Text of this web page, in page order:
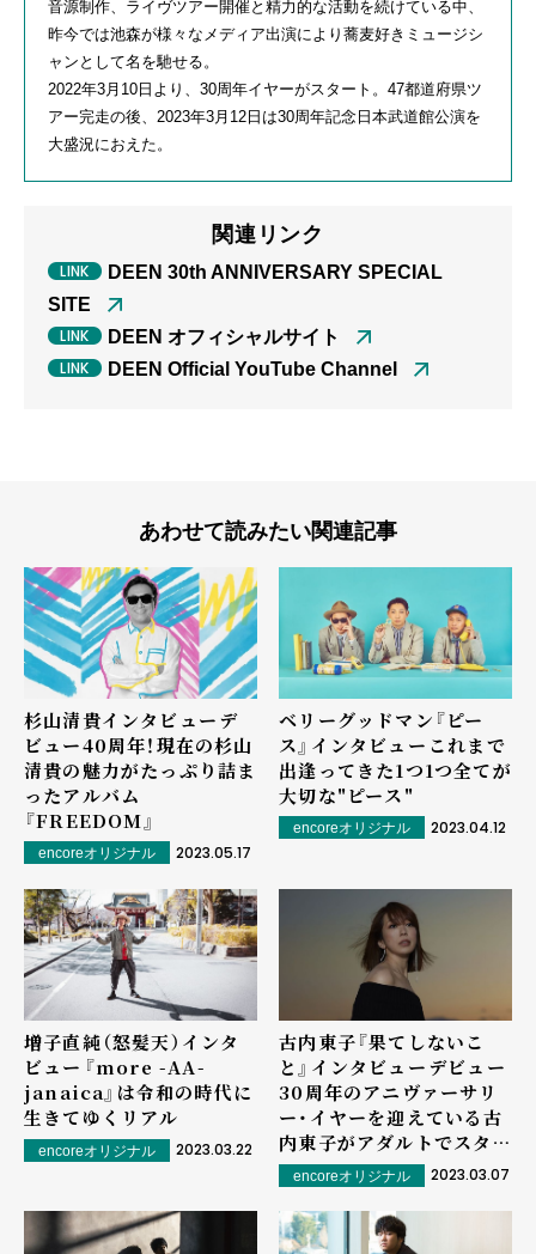
音源制作、ライヴツアー開催と精力的な活動を続けている中、
昨今では池森が様々なメディア出演により蕎麦好きミュージシ
ャンとして名を馳せる。
2022年3 月 10日より、 30周年イヤーがスタート。 47都道府県ツ
アー完走の後、 2023年3 月 12日は30周年記念日本武道館公演を
大盛況におえた。
関連リンク
DEEN 30th ANNIVERSARY SPECIAL
SITE
DEEN オフィシャルサイト
DEEN Official YouTube Channel
あわせて読みたい関連記事
杉山清貴インタビュー――デ
ビュー40周年！現在の杉山
清貴の魅力がたっぷり詰ま
ったアルバム
『FREEDOM』
encoreオリジナル 2023.05.17
ベリーグッドマン『ピー
ス』インタビュー――これまで
出逢ってきた1つ1つ全てが
大切な"ピース"
encoreオリジナル 2023.04.12
増子直純（怒髪天）インタ
ビュー――『more -AA-
janaica』は令和の時代に
生きてゆくリアル
encoreオリジナル 2023.03.22
古内東子『果てしないこ
と』インタビュー――デビュー
30周年のアニヴァーサリ
ー・イヤーを迎えている古
内東子がアダルトでスタイ
リッシュなアルバムをリリ
ース！
encoreオリジナル 2023.03.07